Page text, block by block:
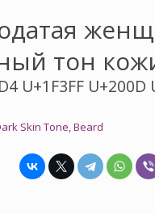
тон
U+1F3FF U+200D
Skin Tone, Beard